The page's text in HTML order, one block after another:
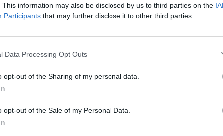
This information may also be disclosed by us to third parties on the
Participants that may further disclose it to other third parties.
Data Processing Opt Outs
opt-out of the Sharing of my personal data.
opt-out of the Sale of my Personal Data.
Διαχείριση Συγκατάθεσης
την καλύτερη εμπειρία, χρησιμοποιούμε τεχνολογίες όπως cookies για
θα μας επιτρέψει να επεξεργαστούμε δεδομένα προσωπικού
ή η ανάκληση της συγκατάθεσης, μπορεί να επηρεάσει
λειτουργίες και δυνατότητες.
ΔΕΝ ΑΠΟΔΈΧΟΜΑΙ ΠΡΟΒΟΛΉ
ΕΘΝΙΚΗ ελασσόνα